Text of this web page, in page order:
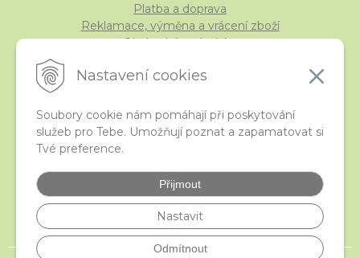
Nastavení cookies
Soubory cookie nám pomáhají při poskytování
služeb pro Tebe. Umožňují poznat a zapamatovat si
Tvé preference.
Přijmout
Nastavit
Odmítnout
Platba a doprava
Reklamace, výměna a vrácení zboží
Obchodní podmínky
iStraka
Velkoobchod
Nejčastější otázky
České puncovní značky